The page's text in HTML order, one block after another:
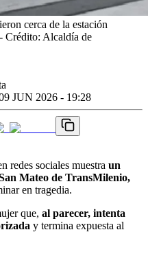
cerca de la estación
- Crédito: Alcaldía de
JUN 2026 - 19:28
redes sociales muestra un
Mateo de TransMilenio,
en tragedia.
que, al parecer, intenta
y termina expuesta al